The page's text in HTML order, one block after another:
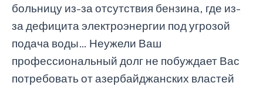
больницу из-за отсутствия бензина, где из-
за дефицита электроэнергии под угрозой
подача воды… Неужели Ваш
профессиональный долг не побуждает Вас
потребовать от азербайджанских властей